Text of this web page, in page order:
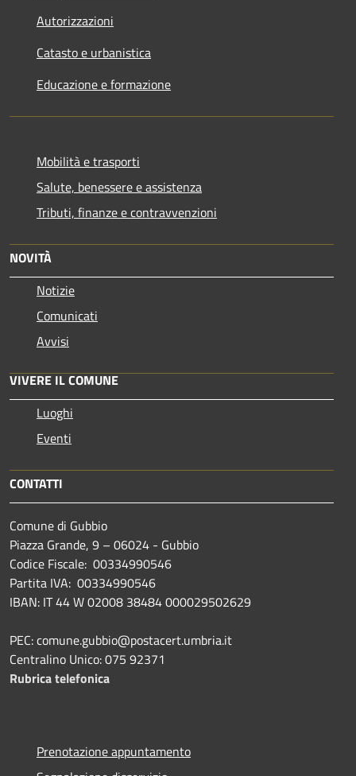
Autorizzazioni
Catasto e urbanistica
Educazione e formazione
Mobilità e trasporti
Salute, benessere e assistenza
Tributi, finanze e contravvenzioni
NOVITÀ
Notizie
Comunicati
Avvisi
VIVERE IL COMUNE
Luoghi
Eventi
CONTATTI
Comune di Gubbio
Piazza Grande, 9 – 06024 - Gubbio
Codice Fiscale: 00334990546
Partita IVA: 00334990546
IBAN: IT 44 W 02008 38484 000029502629
PEC: comune.gubbio@postacert.umbria.it
Centralino Unico: 075 92371
Rubrica telefonica
Prenotazione appuntamento